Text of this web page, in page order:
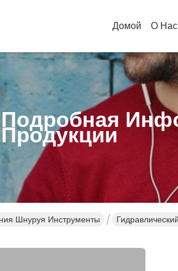
Домой О Нас
Подробная
Продукции
Шнуруя Инструменты